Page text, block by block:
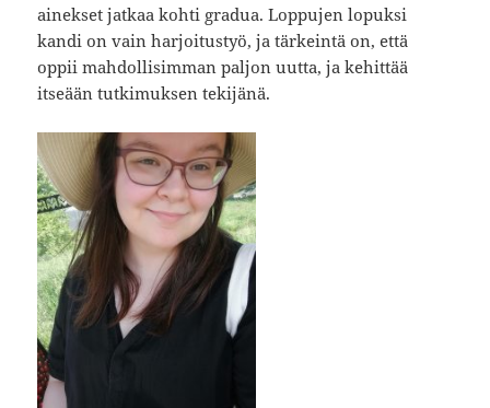
ainekset jatkaa kohti gradua. Loppujen lopuksi
kandi on vain harjoitustyö, ja tärkeintä on, että
oppii mahdollisimman paljon uutta, ja kehittää
itseään tutkimuksen tekijänä.